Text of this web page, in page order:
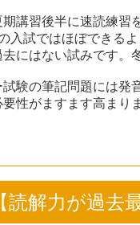
講習後半に速読練習
入試ではほぼできる
にはない試みです。
験の筆記問題には発
性がますます高まり
解力が過去